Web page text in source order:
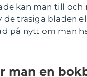
kan man till och
de trasiga bladen
på nytt om man
man en